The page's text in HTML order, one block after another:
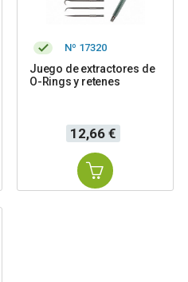
Nº 17320
Juego de extractores de
O-Rings y retenes
Precio
12,66 €